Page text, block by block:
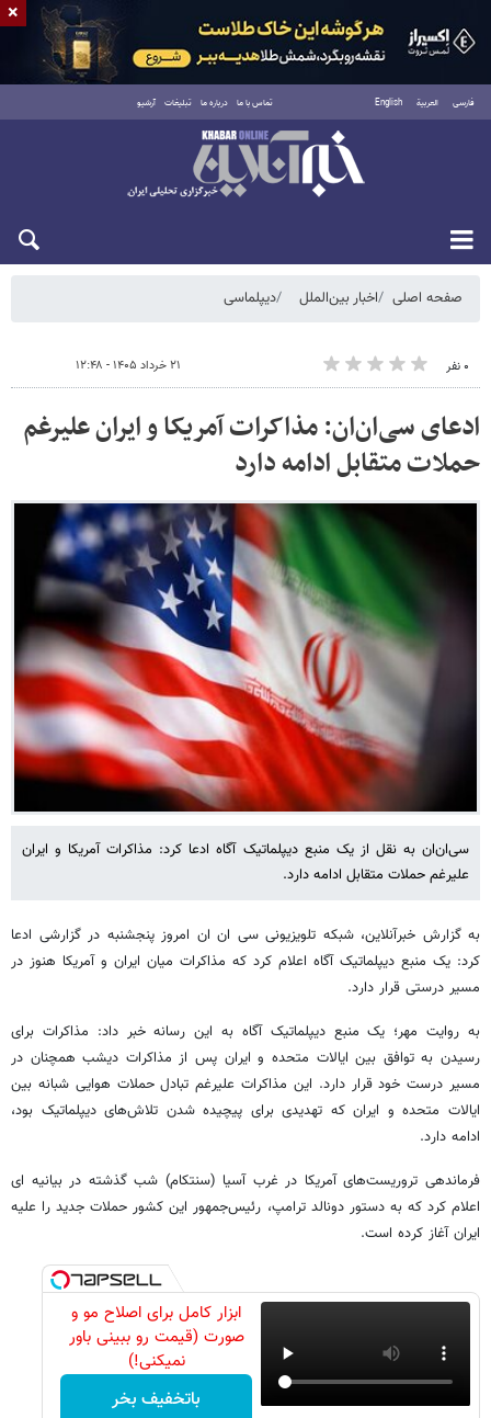
فارسی العربية English تماس با ما درباره ما تبلیغات آرشیو
شنبه ۱۷ مرداد ۱۴۰۵
صفحه اصلی اخبار بین‌الملل دیپلماسی
۰ نفر ۲۱ خرداد ۱۴۰۵ - ۱۲:۴۸
ادعای سی‌ان‌ان: مذاکرات آمریکا و ایران علیرغم
حملات متقابل ادامه دارد
سی‌ان‌ان به نقل از یک منبع دیپلماتیک آگاه ادعا کرد: مذاکرات آمریکا و ایران
علیرغم حملات متقابل ادامه دارد.
به گزارش خبرآنلاین، شبکه تلویزیونی سی ان ان امروز پنجشنبه در گزارشی ادعا
کرد: یک منبع دیپلماتیک آگاه اعلام کرد که مذاکرات میان ایران و آمریکا هنوز در
مسیر درستی قرار دارد.
به روایت مهر؛ یک منبع دیپلماتیک آگاه به این رسانه خبر داد: مذاکرات برای
رسیدن به توافق بین ایالات متحده و ایران پس از مذاکرات دیشب همچنان در
مسیر درست خود قرار دارد. این مذاکرات علیرغم تبادل حملات هوایی شبانه بین
ایالات متحده و ایران که تهدیدی برای پیچیده شدن تلاش‌های دیپلماتیک بود،
ادامه دارد.
فرماندهی تروریست‌های آمریکا در غرب آسیا (سنتکام) شب گذشته در بیانیه ای
اعلام کرد که به دستور دونالد ترامپ، رئیس‌جمهور این کشور حملات جدید را علیه
ایران آغاز کرده است.
ابزار کامل برای اصلاح مو و
صورت (قیمت رو ببینی باور
نمیکنی!)
باتخفیف بخر
×